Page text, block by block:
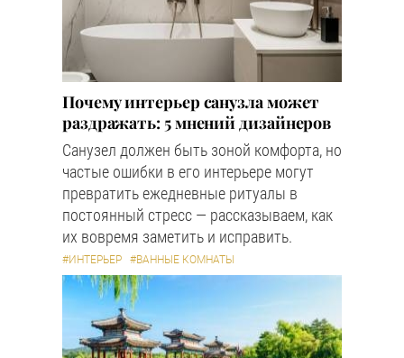
Почему интерьер санузла может
раздражать: 5 мнений дизайнеров
Санузел должен быть зоной комфорта, но
частые ошибки в его интерьере могут
превратить ежедневные ритуалы в
постоянный стресс — рассказываем, как
их вовремя заметить и исправить.
#ИНТЕРЬЕР #ВАННЫЕ КОМНАТЫ